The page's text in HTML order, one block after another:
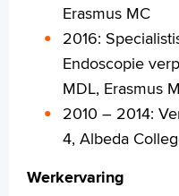
Erasmus MC
2016:
Endoscopie
MDL, Erasmus
2010 – 2014:
4, Albeda
Werkervaring